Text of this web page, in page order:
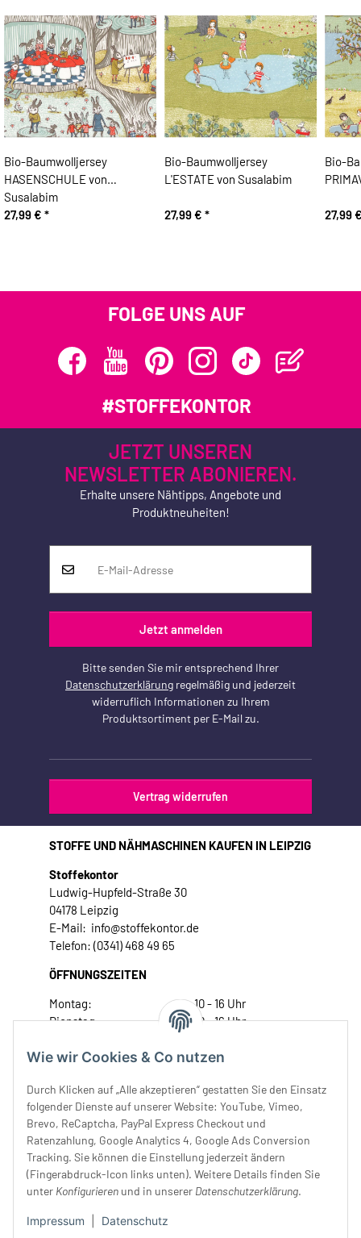
Wie wir Cookies & Co nutzen
Durch Klicken auf „Alle akzeptieren“ gestatten Sie den Einsatz
folgender Dienste auf unserer Website: YouTube, Vimeo,
Brevo, ReCaptcha, PayPal Express Checkout und
Ratenzahlung, Google Analytics 4, Google Ads Conversion
Tracking. Sie können die Einstellung jederzeit ändern
(Fingerabdruck-Icon links unten). Weitere Details finden Sie
unter Konfigurieren und in unserer Datenschutzerklärung.
Impressum Datenschutz
Bio-Baumwolljersey
HASENSCHULE von
Susalabim
27,99 € *
Bio-Baumwolljersey
L'ESTATE von Susalabim
27,99 € *
Bio-
27,99
FOLGE UNS AUF
#STOFFEKONTOR
JETZT UNSEREN
NEWSLETTER ABONIEREN.
Erhalte unsere Nähtipps, Angebote und
Produktneuheiten!
Jetzt anmelden
Bitte senden Sie mir entsprechend Ihrer
Datenschutzerklärung regelmäßig und jederzeit
widerruflich Informationen zu Ihrem
Produktsortiment per E-Mail zu.
Vertrag widerrufen
STOFFE UND NÄHMASCHINEN KAUFEN IN LEIPZIG
Stoffekontor
Ludwig-Hupfeld-Straße 30
04178 Leipzig
E-Mail: info@stoffekontor.de
Telefon: (0341) 468 49 65
ÖFFNUNGSZEITEN
Montag:
10 - 16 Uhr
Dienstag:
10 - 16 Uhr
Donnerstag:
10 - 18 Uhr
Samstag:
10 - 14 Uhr
Unser Service
Rechtliches